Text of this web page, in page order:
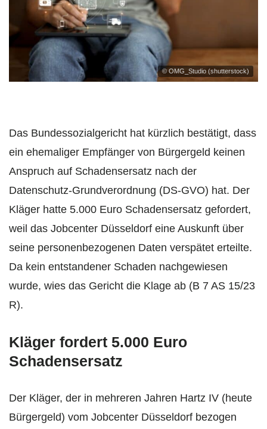
© OMG_Studio (shutterstock)
Das Bundessozialgericht hat kürzlich bestätigt, dass
ein ehemaliger Empfänger von Bürgergeld keinen
Anspruch auf Schadensersatz nach der
Datenschutz-Grundverordnung (DS-GVO) hat. Der
Kläger hatte 5.000 Euro Schadensersatz gefordert,
weil das Jobcenter Düsseldorf eine Auskunft über
seine personenbezogenen Daten verspätet erteilte.
Da kein entstandener Schaden nachgewiesen
wurde, wies das Gericht die Klage ab (B 7 AS 15/23
R).
Kläger fordert 5.000 Euro
Schadensersatz
Der Kläger, der in mehreren Jahren Hartz IV (heute
Bürgergeld) vom Jobcenter Düsseldorf bezogen